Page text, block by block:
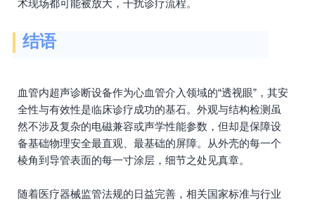
术现场都可能被放大，干扰诊疗流程。
结语
血管内超声诊断设备作为心血管介入领域的“透视眼”，其安
全性与有效性是临床诊疗成功的基石。外观与结构检测虽
然不涉及复杂的电磁兼容或声学性能参数，但却是保障设
备基础物理安全最直观、最基础的屏障。从外壳的每一个
棱角到导管表面的每一寸涂层，细节之处见真章。
随着医疗器械监管法规的日益完善，相关国家标准与行业